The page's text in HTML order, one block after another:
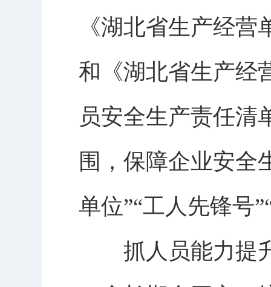
《湖北省生产经
和《湖北省生产经
员安全生产责任清
围，保障企业安全
单位”“工人先锋号
抓人员能力提升